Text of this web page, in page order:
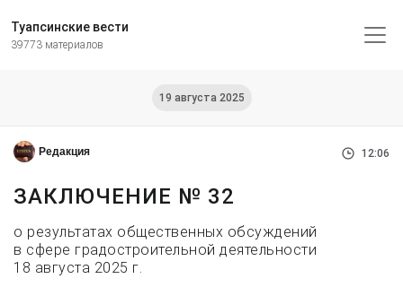
Туапсинские вести
39773 материалов
19 августа 2025
Редакция 12:06
ЗАКЛЮЧЕНИЕ № 32
о результатах общественных обсуждений
в сфере градостроительной деятельности
18 августа 2025 г.